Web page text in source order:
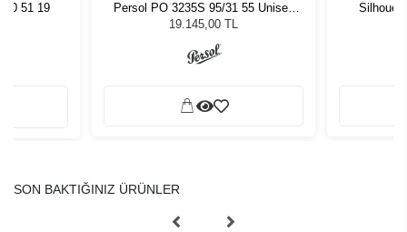
51 19
Persol PO 3235S 95/31 55 Unisex
Güneş Gözlüğü
19.145,00 TL
SON BAKTIĞINIZ ÜRÜNLER